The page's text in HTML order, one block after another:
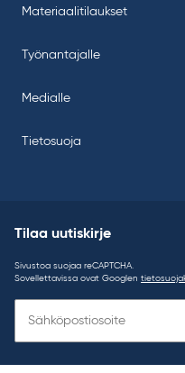
Materiaalitilaukset
Työnantajalle
Medialle
Tietosuoja
Tilaa uutiskirje
Sivustoa suojaa reCAPTCHA.
Sovellettavissa ovat Googlen
uutiskirje: